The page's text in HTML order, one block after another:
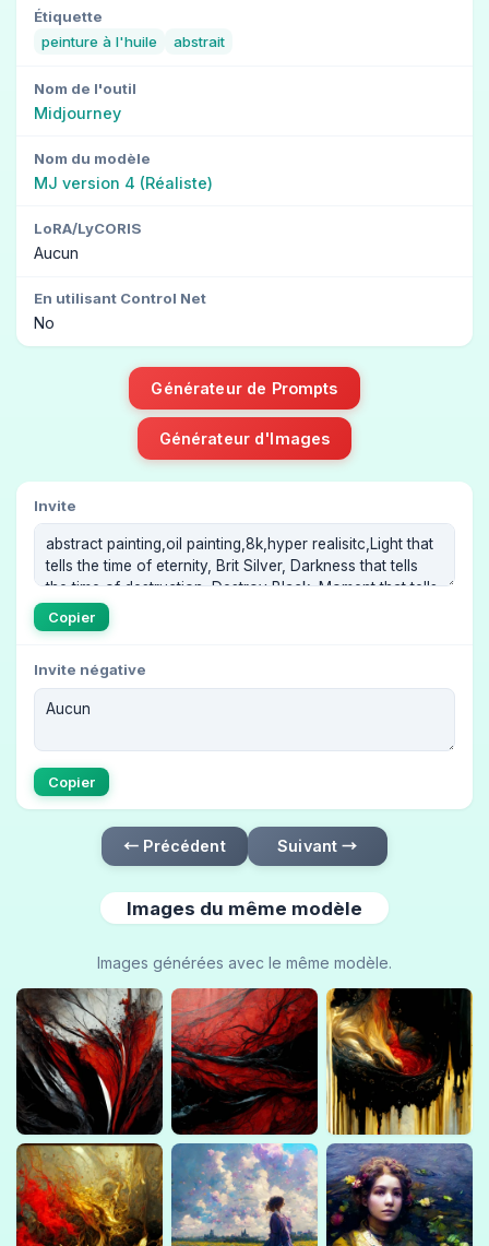
Étiquette
peinture à l'huile
abstrait
Nom de l'outil
Midjourney
Nom du modèle
MJ version 4 (Réaliste)
LoRA/LyCORIS
Aucun
En utilisant Control Net
No
Générateur de Prompts
Générateur d'Images
Invite
Copier
Invite négative
Copier
← Précédent Suivant →
Images du même modèle
Images générées avec le même modèle.